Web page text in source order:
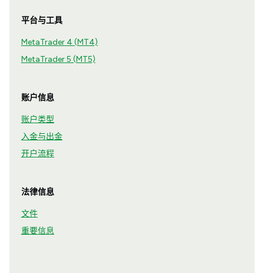
平台与工具
MetaTrader 4 (MT4)
MetaTrader 5 (MT5)
账户信息
账户类型
入金与出金
开户流程
法律信息
文件
重要信息